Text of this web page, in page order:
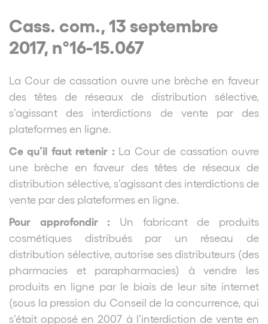
Cass. com., 13 septembre
2017, n°16-15.067
La Cour de cassation ouvre une brèche en faveur
des têtes de réseaux de distribution sélective,
s’agissant des interdictions de vente par des
plateformes en ligne.
Ce qu’il faut retenir : La Cour de cassation ouvre
une brèche en faveur des têtes de réseaux de
distribution sélective, s’agissant des interdictions de
vente par des plateformes en ligne.
Pour approfondir : Un fabricant de produits
cosmétiques distribués par un réseau de
distribution sélective, autorise ses distributeurs (des
pharmacies et parapharmacies) à vendre les
produits en ligne par le biais de leur site internet
(sous la pression du Conseil de la concurrence, qui
s’était opposé en 2007 à l’interdiction de vente en